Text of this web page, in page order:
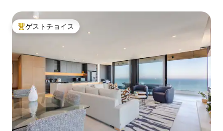
大好評のゲストチョイスです。
ゲストチョイス